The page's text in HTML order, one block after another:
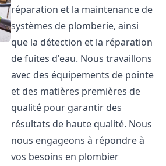
réparation et la maintenance de
systèmes de plomberie, ainsi
que la détection et la réparation
de fuites d'eau. Nous travaillons
avec des équipements de pointe
et des matières premières de
qualité pour garantir des
résultats de haute qualité. Nous
nous engageons à répondre à
vos besoins en plombier